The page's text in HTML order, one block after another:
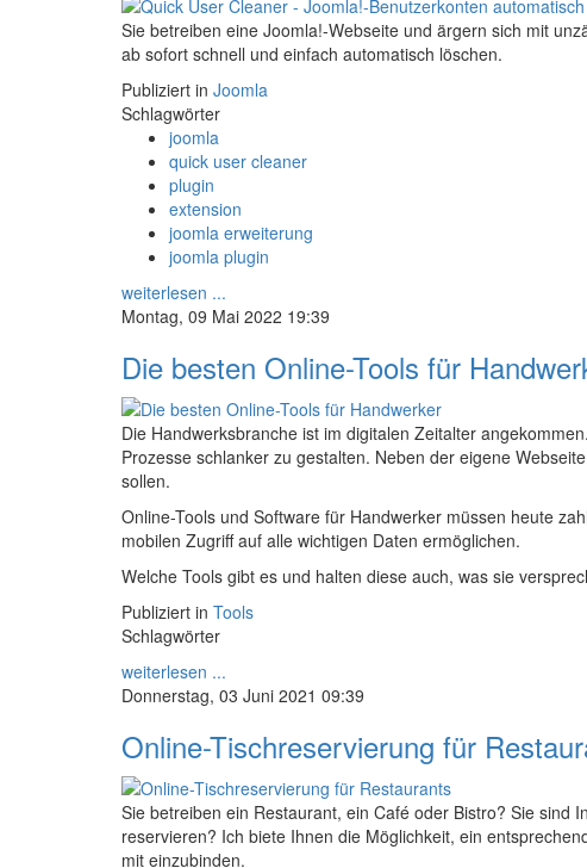
Sie betreiben eine Joomla!-Webseite und ärgern sich mit
ab sofort schnell und einfach automatisch löschen.
Publiziert in Joomla
Schlagwörter
joomla
quick user cleaner
plugin
extension
joomla erweiterung
joomla plugin
weiterlesen ...
Montag, 09 Mai 2022 19:39
Die besten Online-Tools für
Die Handwerksbranche ist im digitalen Zeitalter
Prozesse schlanker zu gestalten. Neben der eigene
sollen.
Online-Tools und Software für Handwerker müssen heute
mobilen Zugriff auf alle wichtigen Daten ermöglichen.
Welche Tools gibt es und halten diese auch, was sie
Publiziert in Tools
Schlagwörter
weiterlesen ...
Donnerstag, 03 Juni 2021 09:39
Online-Tischreservierung für
Sie betreiben ein Restaurant, ein Café oder Bistro? Sie sind
reservieren? Ich biete Ihnen die Möglichkeit, ein
mit einzubinden.